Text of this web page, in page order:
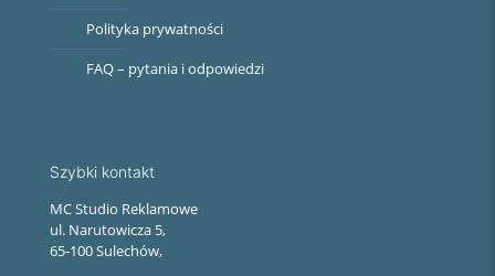
Polityka prywatności
FAQ – pytania i odpowiedzi
Szybki kontakt
MC Studio Reklamowe
ul. Narutowicza 5,
65-100 Sulechów,